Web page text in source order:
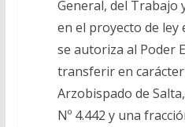
General, del Trabajo
en el proyecto de ley
se autoriza al Poder
transferir en
Arzobispado de
Nº 4.442 y una